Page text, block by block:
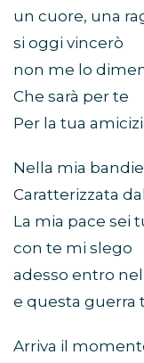
un cuore, una
si oggi vincerò
non me lo
Che sarà per te
Per la tua
Nella mia
Caratterizzata
La mia pace sei
con te mi slego
adesso entro
e questa guerra
Arriva il